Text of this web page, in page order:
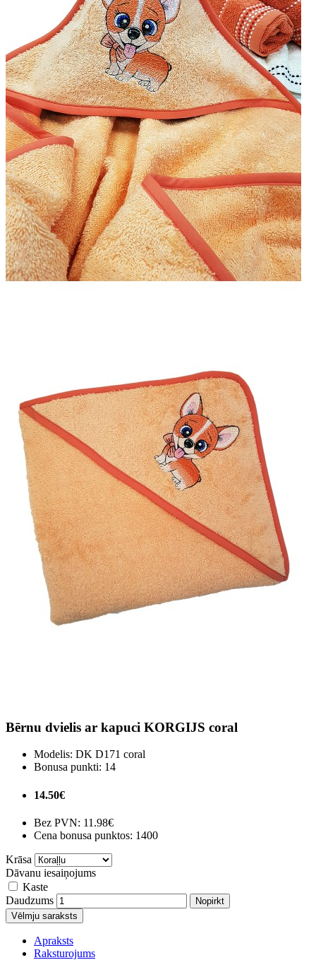
Bērnu dvielis ar kapuci KORGIJS coral
Modelis: DK D171 coral
Bonusa punkti: 14
14.50€
Bez PVN: 11.98€
Cena bonusa punktos: 1400
Krāsa
Dāvanu iesaiņojums
Kaste
Daudzums
Nopirkt
Vēlmju saraksts
Apraksts
Raksturojums